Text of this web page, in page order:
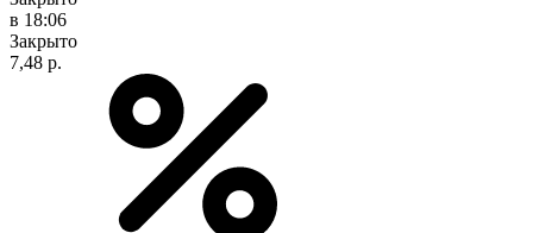
в 18:06
Закрыто
7,48 р.